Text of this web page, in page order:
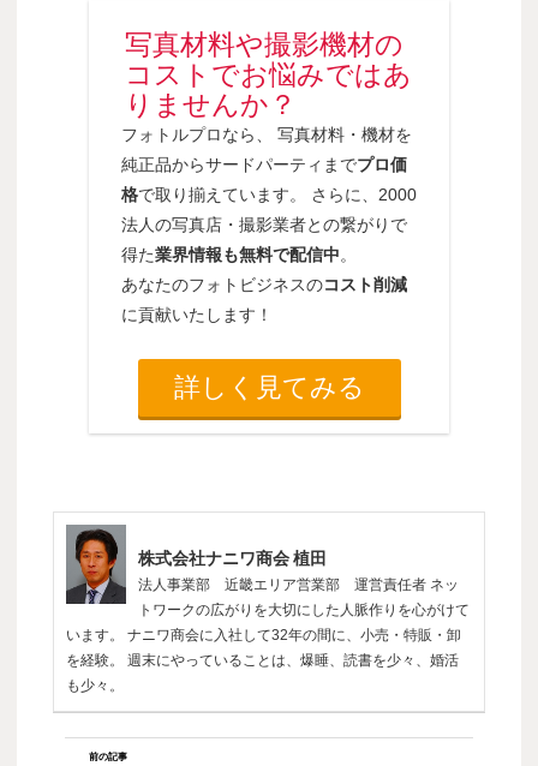
写真材料や撮影機材の
コストでお悩みではあ
りませんか？
フォトルプロなら、 写真材料・機材を
純正品からサードパーティまでプロ価
格で取り揃えています。 さらに、2000
法人の写真店・撮影業者との繋がりで
得た業界情報も無料で配信中。
あなたのフォトビジネスのコスト削減
に貢献いたします！
詳しく見てみる
株式会社ナニワ商会 植田
法人事業部 近畿エリア営業部 運営責任者 ネッ
トワークの広がりを大切にした人脈作りを心がけて
います。 ナニワ商会に入社して32年の間に、小売・特販・卸
を経験。 週末にやっていることは、爆睡、読書を少々、婚活
も少々。
前の記事